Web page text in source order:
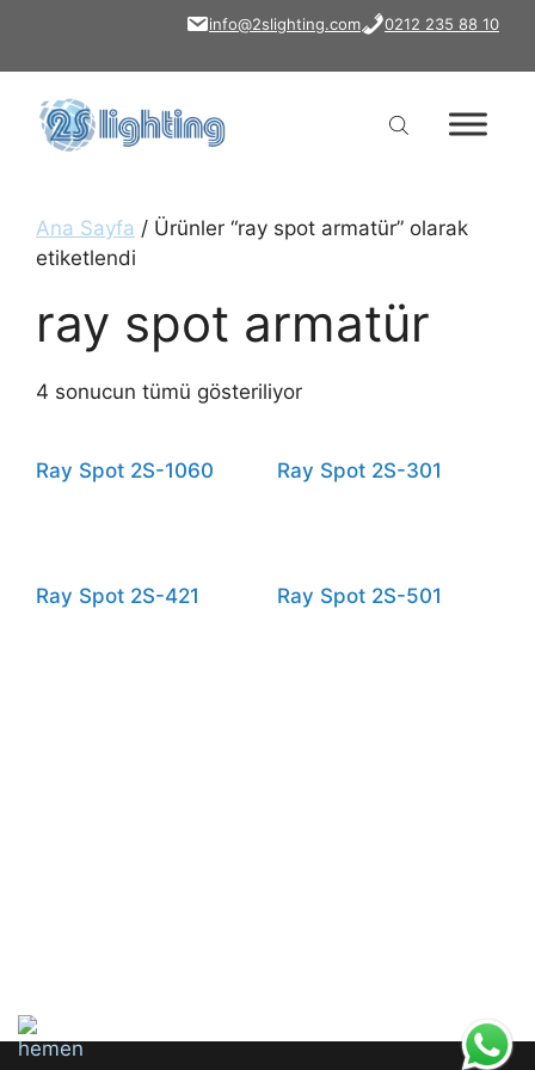
info@2slighting.com 0212 235 88 10
Ana Sayfa / Ürünler “ray spot armatür” olarak
etiketlendi
ray spot armatür
4 sonucun tümü gösteriliyor
Ray Spot 2S-1060 Ray Spot 2S-301
Ray Spot 2S-421 Ray Spot 2S-501